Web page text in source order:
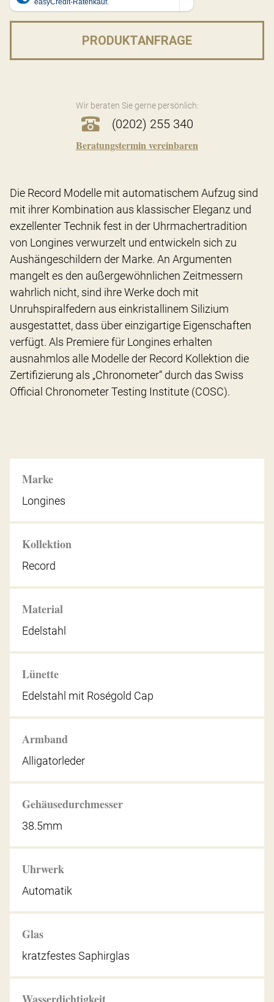
PRODUKTANFRAGE
Wir beraten Sie gerne persönlich:
(0202) 255 340
Beratungstermin vereinbaren
Marke
Longines
Kollektion
Record
Material
Edelstahl
Lünette
Edelstahl mit Roségold Cap
Armband
Alligatorleder
Gehäusedurchmesser
38.5mm
Uhrwerk
Automatik
Glas
kratzfestes Saphirglas
Wasserdichtigkeit
Die Record Modelle mit automatischem Aufzug sind
mit ihrer Kombination aus klassischer Eleganz und
exzellenter Technik fest in der Uhrmachertradition
von Longines verwurzelt und entwickeln sich zu
Aushängeschildern der Marke. An Argumenten
mangelt es den außergewöhnlichen Zeitmessern
wahrlich nicht, sind ihre Werke doch mit
Unruhspiralfedern aus einkristallinem Silizium
ausgestattet, dass über einzigartige Eigenschaften
verfügt. Als Premiere für Longines erhalten
ausnahmlos alle Modelle der Record Kollektion die
Zertifizierung als „Chronometer“ durch das Swiss
Official Chronometer Testing Institute (COSC).